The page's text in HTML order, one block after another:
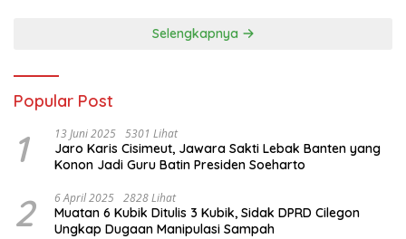
Selengkapnya
Popular Post
1 13 Juni 2025 5301 Lihat
Jaro Karis Cisimeut, Jawara Sakti Lebak Banten yang
Konon Jadi Guru Batin Presiden Soeharto
2 6 April 2025 2828 Lihat
Muatan 6 Kubik Ditulis 3 Kubik, Sidak DPRD Cilegon
Ungkap Dugaan Manipulasi Sampah